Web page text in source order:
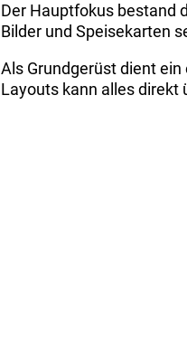
Der Hauptfokus bestand
Bilder und Speisekarten
Als Grundgerüst dient
Layouts kann alles direkt